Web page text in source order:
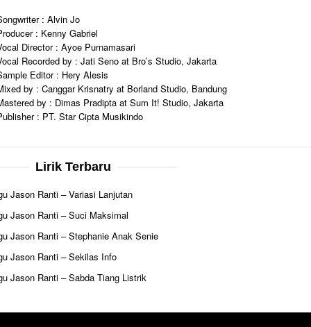
: Alvin Jo
: Kenny Gabriel
Director : Ayoe Purnamasari
Recorded by : Jati Seno at Bro’s Studio, Jakarta
Editor : Hery Alesis
by : Canggar Krisnatry at Borland Studio, Bandung
by : Dimas Pradipta at Sum It! Studio, Jakarta
: PT. Star Cipta Musikindo
Lirik Terbaru
Jason Ranti – Variasi Lanjutan
Jason Ranti – Suci Maksimal
Jason Ranti – Stephanie Anak Senie
Jason Ranti – Sekilas Info
Jason Ranti – Sabda Tiang Listrik